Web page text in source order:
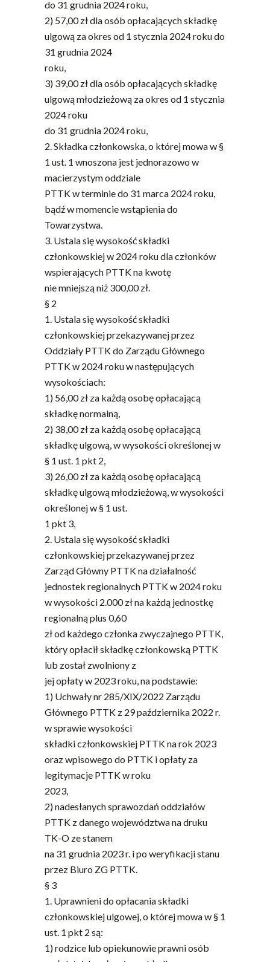
do 31 grudnia 2024 roku,
2) 57,00 zł dla osób opłacających składkę
ulgową za okres od 1 stycznia 2024 roku do
31 grudnia 2024
roku,
3) 39,00 zł dla osób opłacających składkę
ulgową młodzieżową za okres od 1 stycznia
2024 roku
do 31 grudnia 2024 roku,
2. Składka członkowska, o której mowa w §
1 ust. 1 wnoszona jest jednorazowo w
macierzystym oddziale
PTTK w terminie do 31 marca 2024 roku,
bądź w momencie wstąpienia do
Towarzystwa.
3. Ustala się wysokość składki
członkowskiej w 2024 roku dla członków
wspierających PTTK na kwotę
nie mniejszą niż 300,00 zł.
§ 2
1. Ustala się wysokość składki
członkowskiej przekazywanej przez
Oddziały PTTK do Zarządu Głównego
PTTK w 2024 roku w następujących
wysokościach:
1) 56,00 zł za każdą osobę opłacającą
składkę normalną,
2) 38,00 zł za każdą osobę opłacającą
składkę ulgową, w wysokości określonej w
§ 1 ust. 1 pkt 2,
3) 26,00 zł za każdą osobę opłacającą
składkę ulgową młodzieżową, w wysokości
określonej w § 1 ust.
1 pkt 3,
2. Ustala się wysokość składki
członkowskiej przekazywanej przez
Zarząd Główny PTTK na działalność
jednostek regionalnych PTTK w 2024 roku
w wysokości 2.000 zł na każdą jednostkę
regionalną plus 0,60
zł od każdego członka zwyczajnego PTTK,
który opłacił składkę członkowską PTTK
lub został zwolniony z
jej opłaty w 2023 roku, na podstawie:
1) Uchwały nr 285/XIX/2022 Zarządu
Głównego PTTK z 29 października 2022 r.
w sprawie wysokości
składki członkowskiej PTTK na rok 2023
oraz wpisowego do PTTK i opłaty za
legitymacje PTTK w roku
2023,
2) nadesłanych sprawozdań oddziałów
PTTK z danego województwa na druku
TK-O ze stanem
na 31 grudnia 2023 r. i po weryfikacji stanu
przez Biuro ZG PTTK.
§ 3
1. Uprawnieni do opłacania składki
członkowskiej ulgowej, o której mowa w § 1
ust. 1 pkt 2 są:
1) rodzice lub opiekunowie prawni osób